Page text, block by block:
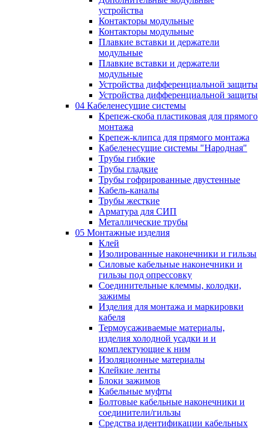
устройства
Контакторы модульные
Контакторы модульные
Плавкие вставки и держатели
модульные
Плавкие вставки и держатели
модульные
Устройства дифференциальной защиты
Устройства дифференциальной защиты
04 Кабеленесущие системы
Крепеж-скоба пластиковая для прямого
монтажа
Крепеж-клипса для прямого монтажа
Кабеленесущие системы "Народная"
Трубы гибкие
Трубы гладкие
Трубы гофрированные двустенные
Кабель-каналы
Трубы жесткие
Арматура для СИП
Металлические трубы
05 Монтажные изделия
Клей
Изолированные наконечники и гильзы
Силовые кабельные наконечники и
гильзы под опрессовку
Соединительные клеммы, колодки,
зажимы
Изделия для монтажа и маркировки
кабеля
Термоусаживаемые материалы,
изделия холодной усадки и и
комплектующие к ним
Изоляционные материалы
Клейкие ленты
Блоки зажимов
Кабельные муфты
Болтовые кабельные наконечники и
соединители/гильзы
Средства идентификации кабельных